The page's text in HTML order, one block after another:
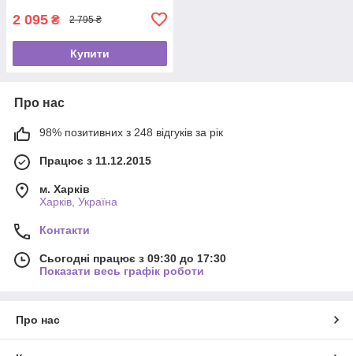
2 095 ₴ 2 795 ₴
Купити
Про нас
98% позитивних з 248 відгуків за рік
Працює з 11.12.2015
м. Харків
Харків, Україна
Контакти
Сьогодні працює з 09:30 до 17:30
Показати весь графік роботи
Про нас